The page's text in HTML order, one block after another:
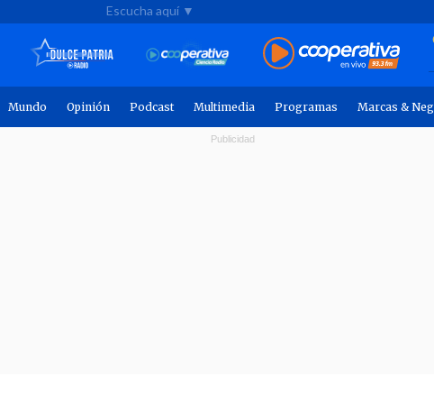
Escucha aquí ▼
Mundo Opinión Podcast Multimedia Programas Marcas &